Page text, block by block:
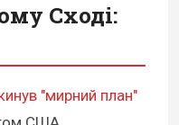
Сході:
"мирний план"